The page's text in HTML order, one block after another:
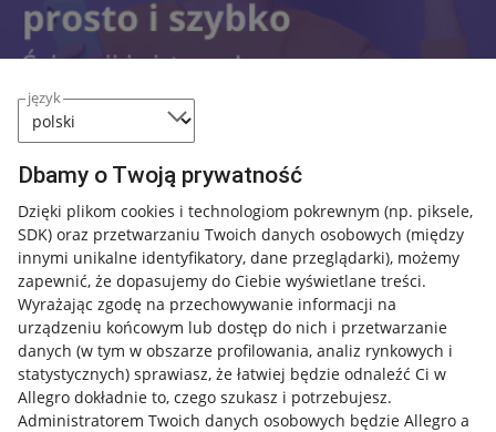
język
Dbamy o Twoją prywatność
Dzięki plikom cookies i technologiom pokrewnym (np. piksele,
SDK) oraz przetwarzaniu Twoich danych osobowych (między
innymi unikalne identyfikatory, dane przeglądarki), możemy
zapewnić, że dopasujemy do Ciebie wyświetlane treści.
Wyrażając zgodę na przechowywanie informacji na
urządzeniu końcowym lub dostęp do nich i przetwarzanie
danych (w tym w obszarze profilowania, analiz rynkowych i
statystycznych) sprawiasz, że łatwiej będzie odnaleźć Ci w
Allegro dokładnie to, czego szukasz i potrzebujesz.
Administratorem Twoich danych osobowych będzie Allegro a
Przydatne informacje
Jak to działa
Napisz do nas
Allegro Gadane dla sprzedających
Allegro Gadane dla kupujących